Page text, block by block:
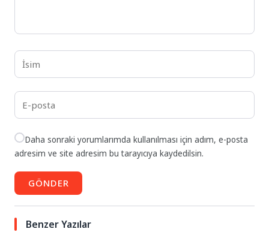
Daha sonraki yorumlarımda kullanılması için adım, e-posta
adresim ve site adresim bu tarayıcıya kaydedilsin.
GÖNDER
Benzer Yazılar